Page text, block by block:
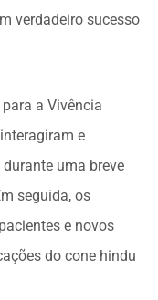
verdadeiro sucesso
a Vivência
e
uma breve
seguida, os
e novos
do cone hindu